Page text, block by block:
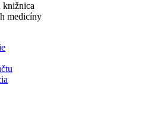
knižnica
medicíny